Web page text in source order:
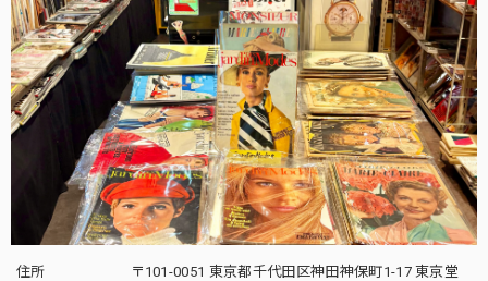
住所
〒101-0051 東京都千代田区神田神保町1-17 東京堂